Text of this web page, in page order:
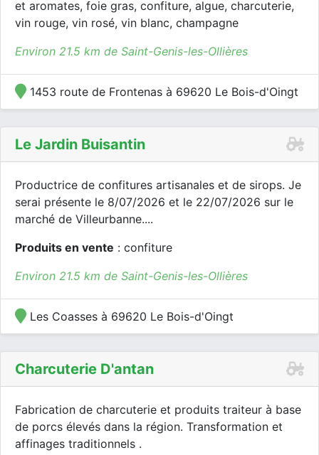
et aromates, foie gras, confiture, algue, charcuterie,
vin rouge, vin rosé, vin blanc, champagne
Environ 21.5 km de Saint-Genis-les-Ollières
1453 route de Frontenas à 69620 Le Bois-d'Oingt
Le Jardin Buisantin
Productrice de confitures artisanales et de sirops. Je
serai présente le 8/07/2026 et le 22/07/2026 sur le
marché de Villeurbanne....
Produits en vente : confiture
Environ 21.5 km de Saint-Genis-les-Ollières
Les Coasses à 69620 Le Bois-d'Oingt
Charcuterie D'antan
Fabrication de charcuterie et produits traiteur à base
de porcs élevés dans la région. Transformation et
affinages traditionnels .